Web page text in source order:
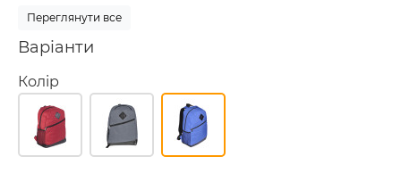
Переглянути все
Варіанти
Колір